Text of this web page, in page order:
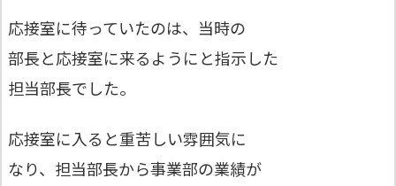
応接室に待っていたのは、当時の
部長と応接室に来るようにと指示した
担当部長でした。
応接室に入ると重苦しい雰囲気に
なり、担当部長から事業部の業績が